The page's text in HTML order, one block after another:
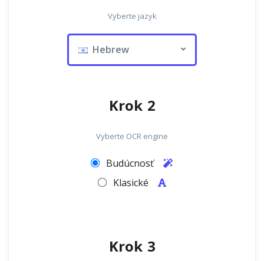
Vyberte jazyk
Hebrew
Krok 2
Vyberte OCR engine
Budúcnosť
Klasické
Krok 3